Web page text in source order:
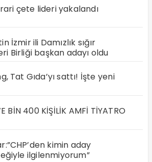
çete lideri yakalandı
İzmir ili Damızlık sığır
Birliği başkan adayı oldu
Tat Gıda’yı sattı! İşte yeni
BİN 400 KİŞİLİK AMFİ TİYATRO
kimin aday
ilgilenmiyorum”